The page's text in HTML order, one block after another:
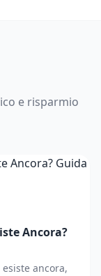
e risparmio
Ancora?
ancora,